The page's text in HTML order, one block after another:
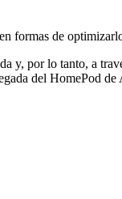
formas de
y, por lo tanto, a
del HomePod